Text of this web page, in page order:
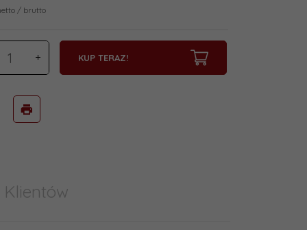
/ brutto
KUP TERAZ!
Klientów